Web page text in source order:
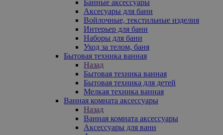
Банные аксессуары
Аксесуары для бани
Войлочные, текстильные изделия
Интерьер для бани
Наборы для бани
Уход за телом, баня
Бытовая техника ванная
Назад
Бытовая техника ванная
Бытовая техника для детей
Мелкая техника ванная
Ванная комната аксессуары
Назад
Ванная комната аксессуары
Аксессуары для ванн